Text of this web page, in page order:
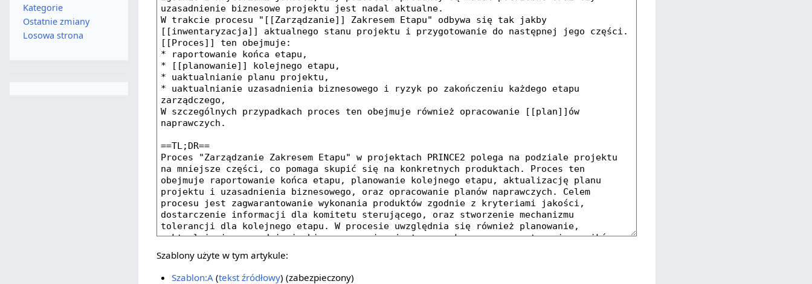
Szablony użyte w tym artykule:
Szablon:A(tekst źródłowy) (zabezpieczony)
Kategorie
Ostatnie zmiany
Losowa strona